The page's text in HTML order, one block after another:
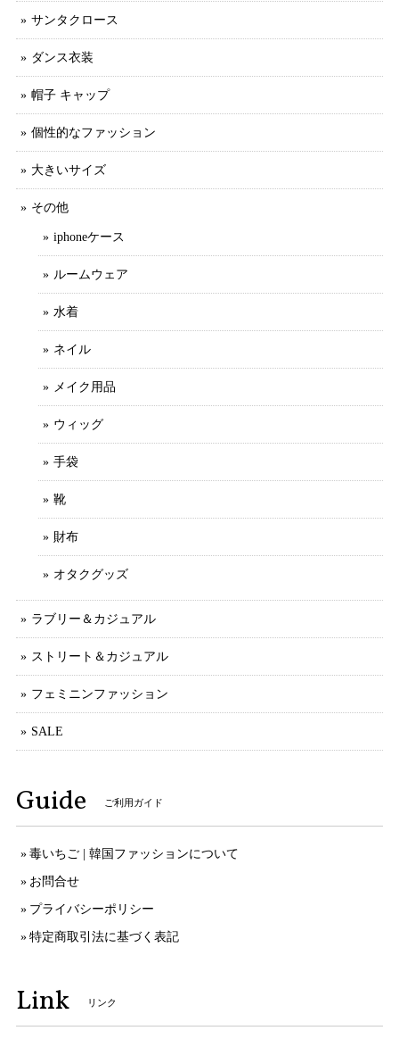
サンタクロース
ダンス衣装
帽子 キャップ
個性的なファッション
大きいサイズ
その他
iphoneケース
ルームウェア
水着
ネイル
メイク用品
ウィッグ
手袋
靴
財布
オタクグッズ
ラブリー＆カジュアル
ストリート＆カジュアル
フェミニンファッション
SALE
Guide ご利用ガイド
毒いちご | 韓国ファッションについて
お問合せ
プライバシーポリシー
特定商取引法に基づく表記
Link リンク